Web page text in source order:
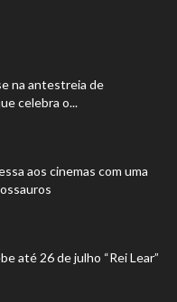
na antestreia de
celebra o...
aos cinemas com uma
até 26 de julho “Rei Lear”